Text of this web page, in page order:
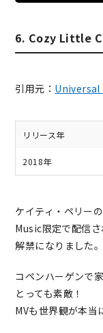
6. Cozy Little
引用元： Universal
リリース年
2018年
ケイティ・ペリー
Music限定で配信
解禁になりました。
コペンハーゲンで
とっても素敵！
MVも世界観が本当